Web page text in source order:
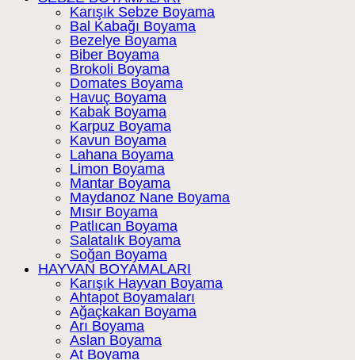
Karışık Sebze Boyama
Bal Kabağı Boyama
Bezelye Boyama
Biber Boyama
Brokoli Boyama
Domates Boyama
Havuç Boyama
Kabak Boyama
Karpuz Boyama
Kavun Boyama
Lahana Boyama
Limon Boyama
Mantar Boyama
Maydanoz Nane Boyama
Mısır Boyama
Patlıcan Boyama
Salatalık Boyama
Soğan Boyama
HAYVAN BOYAMALARI
Karışık Hayvan Boyama
Ahtapot Boyamaları
Ağaçkakan Boyama
Arı Boyama
Aslan Boyama
At Boyama